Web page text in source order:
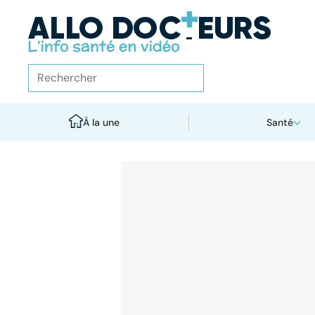
À la une Santé